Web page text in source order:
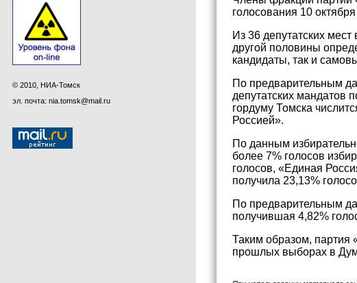
© 2010, НИА-Томск
эл. почта: nia.tomsk@mail.ru
голосования 10
Из 36 депутатских
другой половины
кандидаты, так и
По предварительным
депутатских мандатов
гордуму Томска
Россией».
По данным
более 7% голосов
голосов, «Единая
получила 23,13%
По предварительным
получившая 4,82%
Таким образом,
прошлых выборах в